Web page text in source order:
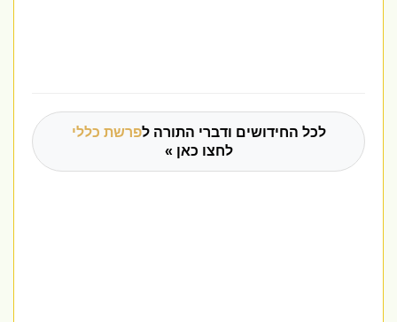
לכל החידושים ודברי התורה לפרשת כללי
לחצו כאן »